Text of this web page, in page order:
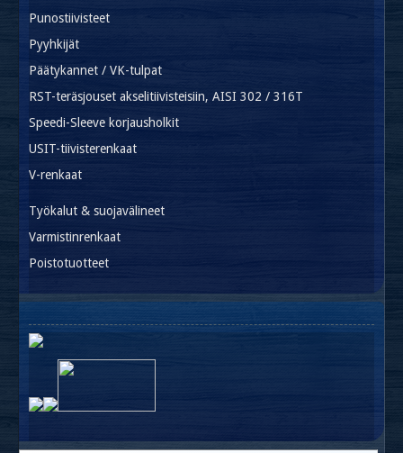
Punostiivisteet
Pyyhkijät
Päätykannet / VK-tulpat
RST-teräsjouset akselitiivisteisiin, AISI 302 / 316T
Speedi-Sleeve korjausholkit
USIT-tiivisterenkaat
V-renkaat
Työkalut & suojavälineet
Varmistinrenkaat
Poistotuotteet